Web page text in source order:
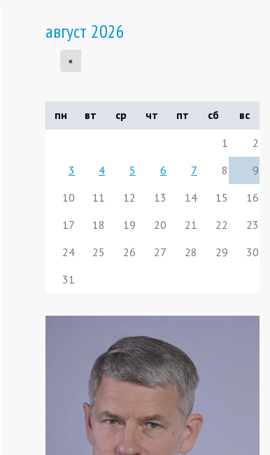
август 2026
«
пн вт ср чт пт сб
вс
1
2
3
4 5 6 7 8
9
10
11 12 13 14 15
16
17
18 19 20 21 22
23
24
25 26 27 28 29
30
31